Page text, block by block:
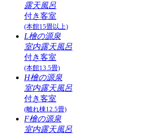
露天風呂
付き客室
(本館15畳以上)
L檜の源泉
室内露天風呂
付き客室
(本館13.5畳)
H檜の源泉
室内露天風呂
付き客室
(離れ棟12.5畳)
F檜の源泉
室内露天風呂